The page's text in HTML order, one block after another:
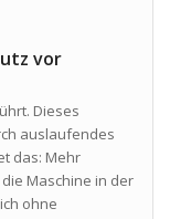
vor
Dieses
auslaufendes
das: Mehr
Maschine in der
ohne